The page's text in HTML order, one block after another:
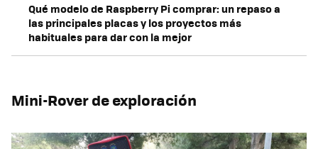
Qué modelo de Raspberry Pi comprar: un repaso a
las principales placas y los proyectos más
habituales para dar con la mejor
Mini-Rover de exploración